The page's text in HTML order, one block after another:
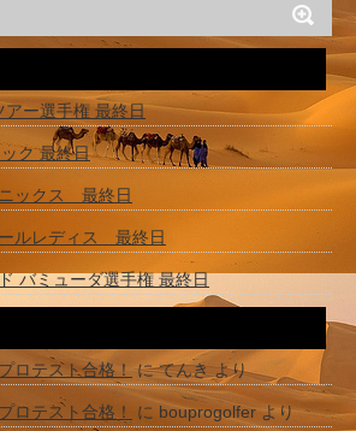
ー選手権 最終日
ク 最終日
ックス 最終日
ルレディス 最終日
バミューダ選手権 最終日
ロテスト合格！ にてんきより
ロテスト合格！ に bouprogolfer より